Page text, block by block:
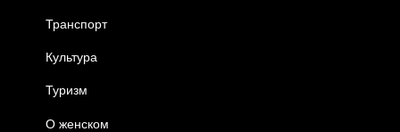
Транспорт
Культура
Туризм
О женском